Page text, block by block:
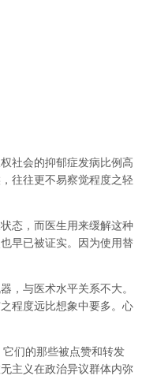
社会的抑郁症发病比例高
往往更不易察觉程度之轻
态，而医生用来缓解这种
早已被证实。因为使用替
，与医术水平关系不大。
程度远比想象中要多。心
它们的那些被点赞和转发
主义在政治异议群体内弥